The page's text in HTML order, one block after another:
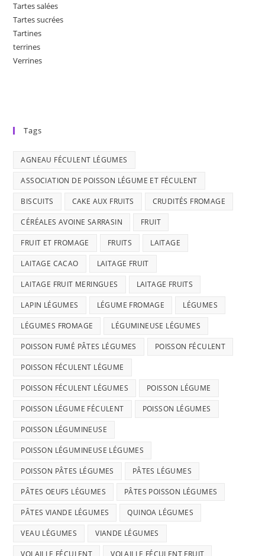
Tartes salées
Tartes sucrées
Tartines
terrines
Verrines
Tags
AGNEAU FÉCULENT LÉGUMES
ASSOCIATION DE POISSON LÉGUME ET FÉCULENT
BISCUITS CAKE AUX FRUITS CRUDITÉS FROMAGE
CÉRÉALES AVOINE SARRASIN FRUIT
FRUIT ET FROMAGE FRUITS LAITAGE
LAITAGE CACAO LAITAGE FRUIT
LAITAGE FRUIT MERINGUES LAITAGE FRUITS
LAPIN LÉGUMES LÉGUME FROMAGE LÉGUMES
LÉGUMES FROMAGE LÉGUMINEUSE LÉGUMES
POISSON FUMÉ PÂTES LÉGUMES POISSON FÉCULENT
POISSON FÉCULENT LÉGUME
POISSON FÉCULENT LÉGUMES POISSON LÉGUME
POISSON LÉGUME FÉCULENT POISSON LÉGUMES
POISSON LÉGUMINEUSE
POISSON LÉGUMINEUSE LÉGUMES
POISSON PÂTES LÉGUMES PÂTES LÉGUMES
PÂTES OEUFS LÉGUMES PÂTES POISSON LÉGUMES
PÂTES VIANDE LÉGUMES QUINOA LÉGUMES
VEAU LÉGUMES VIANDE LÉGUMES